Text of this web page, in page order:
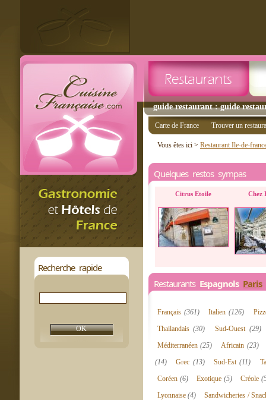
guide restaurant : guide
Recherche rapide
Carte de France Trouver un
Vous êtes ici > Restaurant Ile-de-
Quelques restos sympas
Citrus Etoile Chez
Restaurants Espagnols Paris
Français (361) Italien(126)
Thailandais(30) Sud-Ouest (29)
Méditerranéen(25) Africain (23)
(14)
Grec (13) Sud-Est(11)
Coréen (6) Exotique (5) Créole
Lyonnaise(4)
Sandwicheries /